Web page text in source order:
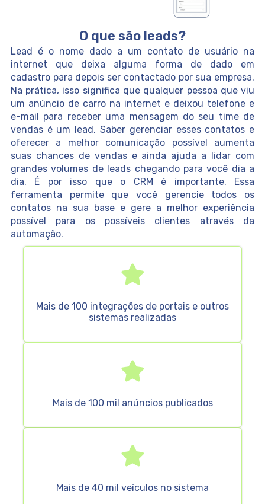
O que são leads?
Lead é o nome dado a um contato de usuário na
internet que deixa alguma forma de dado em
cadastro para depois ser contactado por sua empresa.
Na prática, isso significa que qualquer pessoa que viu
um anúncio de carro na internet e deixou telefone e
e-mail para receber uma mensagem do seu time de
vendas é um lead. Saber gerenciar esses contatos e
oferecer a melhor comunicação possível aumenta
suas chances de vendas e ainda ajuda a lidar com
grandes volumes de leads chegando para você dia a
dia. É por isso que o CRM é importante. Essa
ferramenta permite que você gerencie todos os
contatos na sua base e gere a melhor experiência
possível para os possíveis clientes através da
automação.
Mais de 100 integrações de portais e outros
sistemas realizadas
Mais de 100 mil anúncios publicados
Mais de 40 mil veículos no sistema